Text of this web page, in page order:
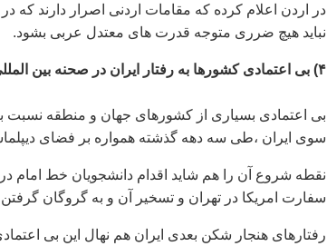
در اردن اعلام کرده که مقامات اردنی اصرار دارند که
نبايد هيچ ضرری متوجه قدرت های معتدل عربی بشود.
۴) بی اعتمادی کشورها به رفتار ايران در صحنه بين المللی
بی اعتمادی بسياری از کشورهای جهان و منطقه نسبت
سوی ايران ،طی سه دهه گذشته همواره بر فضای
نقطه شروع آن را هم شايد اقدام دانشجويان خط امام در
سفارت امريکا در تهران و تسخير آن و به گروگان گرفتن
رفتارهای هنجار شکن بعدی ايران هم نهال اين بی